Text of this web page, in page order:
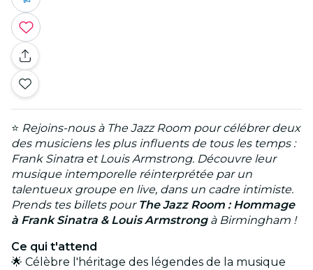
⭐ Rejoins-nous à The Jazz Room pour célébrer deux
des musiciens les plus influents de tous les temps :
Frank Sinatra et Louis Armstrong. Découvre leur
musique intemporelle réinterprétée par un
talentueux groupe en live, dans un cadre intimiste.
Prends tes billets pour The Jazz Room : Hommage
à Frank Sinatra & Louis Armstrongà Birmingham !
Ce qui t'attend
🌟 Célèbre l'héritage des légendes de la musique